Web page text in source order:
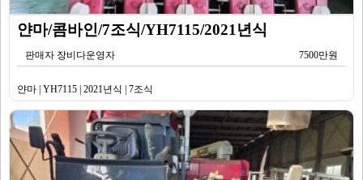
얀마/콤바인/7조식/YH7115/2021년식
판매자 장비다운영자 7500만원
얀마 | YH7115 | 2021년식 | 7조식